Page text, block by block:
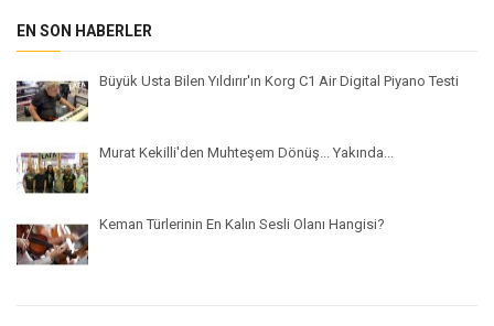
EN SON HABERLER
Büyük Usta Bilen Yıldırır'ın Korg C1 Air Digital Piyano Testi
Murat Kekilli'den Muhteşem Dönüş... Yakında...
Keman Türlerinin En Kalın Sesli Olanı Hangisi?